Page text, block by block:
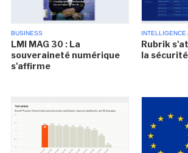
BUSINESS
LMI MAG 30 : La
souveraineté numérique
s'affirme
INTELLIGENCE
Rubrik
la